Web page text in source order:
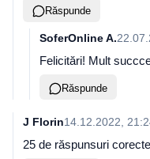
Răspunde
SoferOnline A.
Felicitări! Mult
Răspunde
J Florin14.12.2022,
25 de răspunsuri